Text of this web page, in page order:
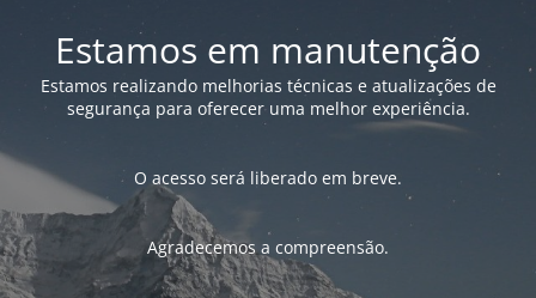
Estamos em manutenção
Estamos realizando melhorias técnicas e atualizações de
segurança para oferecer uma melhor experiência.
O acesso será liberado em breve.
Agradecemos a compreensão.